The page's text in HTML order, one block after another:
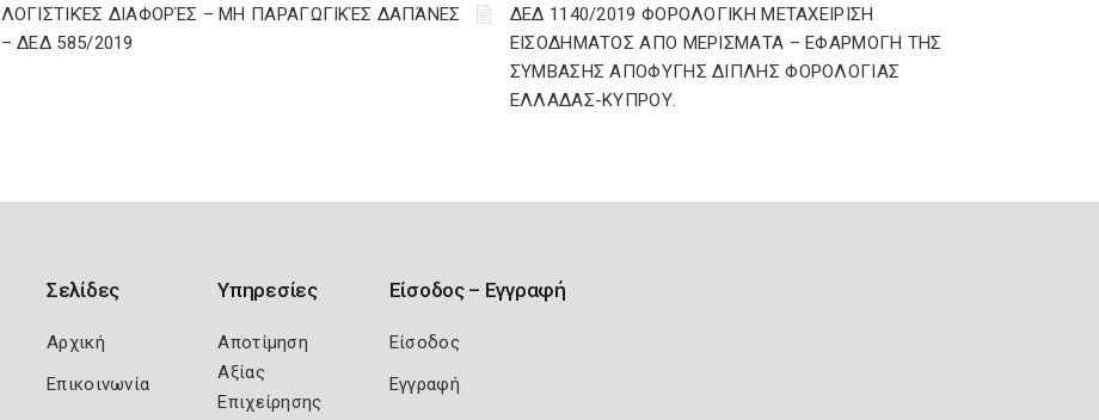
ΛΟΓΙΣΤΙΚΈΣ ΔΙΑΦΟΡΈΣ – ΜΗ ΠΑΡΑΓΩΓΙΚΈΣ ΔΑΠΆΝΕΣ
– ΔΕΔ 585/2019
ΔΕΔ 1140/2019 ΦΟΡΟΛΟΓΙΚΗ ΜΕΤΑΧΕΙΡΙΣΗ
ΕΙΣΟΔΗΜΑΤΟΣ ΑΠΟ ΜΕΡΙΣΜΑΤΑ – ΕΦΑΡΜΟΓΗ ΤΗΣ
ΣΥΜΒΑΣΗΣ ΑΠΟΦΥΓΗΣ ΔΙΠΛΗΣ ΦΟΡΟΛΟΓΙΑΣ
ΕΛΛΑΔΑΣ-ΚΥΠΡΟΥ.
Σελίδες
Αρχική
Επικοινωνία
Υπηρεσίες
Αποτίμηση
Αξίας
Επιχείρησης
Είσοδος – Εγγραφή
Είσοδος
Εγγραφή